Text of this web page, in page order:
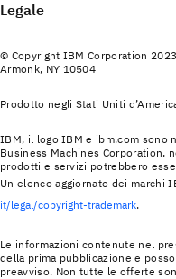
Legale
© Copyright IBM Corporation
Armonk, NY 10504
Prodotto negli Stati Uniti
IBM, il logo IBM e ibm.com sono
Business Machines Corporation,
prodotti e servizi potrebbero
Un elenco aggiornato dei marchi
it/legal/copyright-trademark.
Le informazioni contenute nel
della prima pubblicazione e
preavviso. Non tutte le offerte